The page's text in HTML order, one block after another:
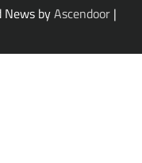
News byAscendoor |